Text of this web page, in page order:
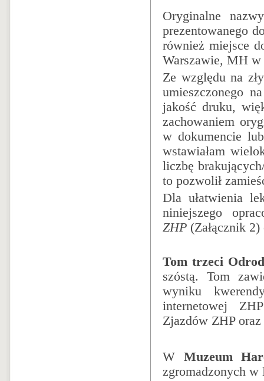
Oryginalne
prezentowanego
również miejsce
Warszawie, MH w
Ze względu na
umieszczonego
jakość druku,
zachowaniem
w dokumencie
wstawiałam
liczbę
to pozwolił
Dla ułatwienia
niniejszego
ZHP (Załącznik
Tom trzeci
szóstą. Tom
wyniku
internetowej
Zjazdów ZHP
W Muzeum
zgromadzonych